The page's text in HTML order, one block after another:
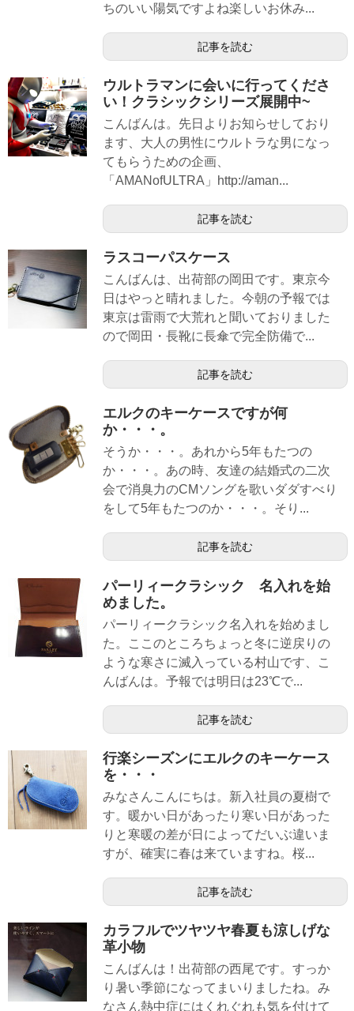
ちのいい陽気ですよね楽しいお休み...
記事を読む
ウルトラマンに会いに行ってくださ
い！クラシックシリーズ展開中~
こんばんは。先日よりお知らせしており
ます、大人の男性にウルトラな男になっ
てもらうための企画、
「AMANofULTRA」http://aman...
記事を読む
ラスコーパスケース
こんばんは、出荷部の岡田です。東京今
日はやっと晴れました。今朝の予報では
東京は雷雨で大荒れと聞いておりました
ので岡田・長靴に長傘で完全防備で...
記事を読む
エルクのキーケースですが何
か・・・。
そうか・・・。あれから5年もたつの
か・・・。あの時、友達の結婚式の二次
会で消臭力のCMソングを歌いダダすべり
をして5年もたつのか・・・。そり...
記事を読む
パーリィークラシック 名入れを始
めました。
パーリィークラシック名入れを始めまし
た。ここのところちょっと冬に逆戻りの
ような寒さに滅入っている村山です、こ
んばんは。予報では明日は23℃で...
記事を読む
行楽シーズンにエルクのキーケース
を・・・
みなさんこんにちは。新入社員の夏樹で
す。暖かい日があったり寒い日があった
りと寒暖の差が日によってだいぶ違いま
すが、確実に春は来ていますね。桜...
記事を読む
カラフルでツヤツヤ春夏も涼しげな
革小物
こんばんは！出荷部の西尾です。すっか
り暑い季節になってまいりましたね。み
なさん熱中症にはくれぐれも気を付けて